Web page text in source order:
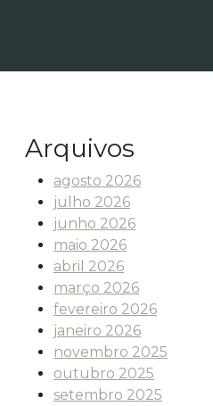
Arquivos
agosto 2026
julho 2026
junho 2026
maio 2026
abril 2026
março 2026
fevereiro 2026
janeiro 2026
novembro 2025
outubro 2025
setembro 2025